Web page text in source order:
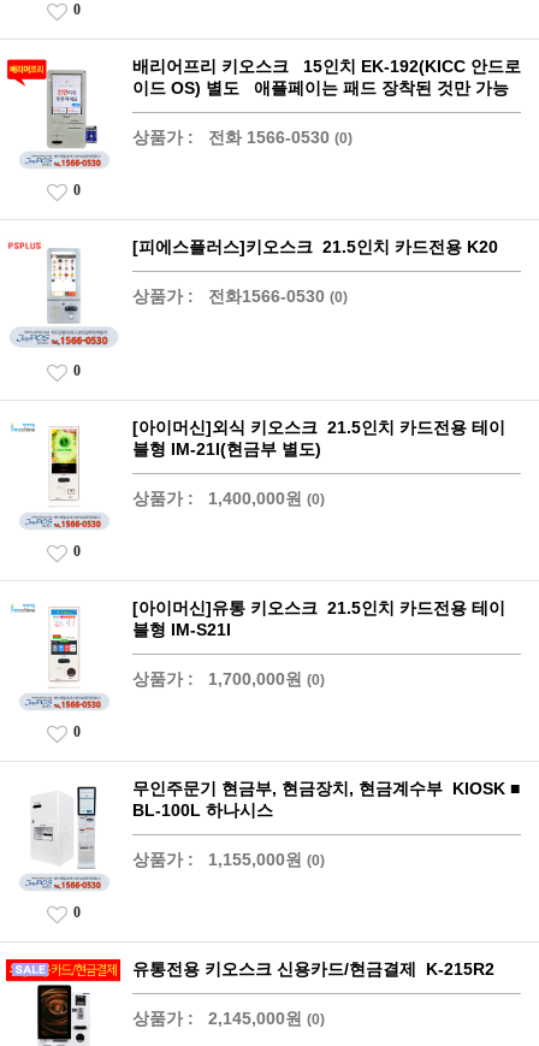
0
배리어프리 키오스크 15인치 EK-192(KICC 안드로
이드 OS) 별도 애플페이는 패드 장착된 것만 가능
상품가 : 전화 1566-0530 (0)
0
[피에스플러스]키오스크 21.5인치 카드전용 K20
상품가 : 전화1566-0530 (0)
0
[아이머신]외식 키오스크 21.5인치 카드전용 테이
블형 IM-21I(현금부 별도)
상품가 : 1,400,000원 (0)
0
[아이머신]유통 키오스크 21.5인치 카드전용 테이
블형 IM-S21I
상품가 : 1,700,000원 (0)
0
무인주문기 현금부, 현금장치, 현금계수부 KIOSK ■
BL-100L 하나시스
상품가 : 1,155,000원 (0)
0
유통전용 키오스크 신용카드/현금결제 K-215R2
상품가 : 2,145,000원 (0)